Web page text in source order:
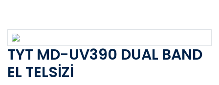
TYT MD-UV390 DUAL BAND
EL TELSİZİ